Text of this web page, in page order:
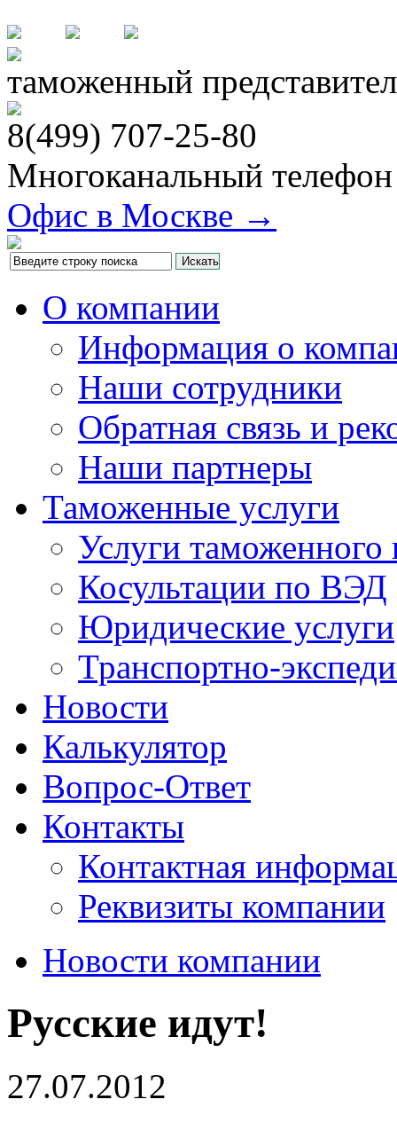
таможенный
8(499) 707-25-80
Многоканальный
Офис в Москве →
О компании
Информация о
Наши сотрудники
Обратная связь и
Наши партнеры
Таможенные услуги
Услуги таможенного
Косультации по ВЭД
Юридические услуги
Транспортно-
Новости
Калькулятор
Вопрос-Ответ
Контакты
Контактная
Реквизиты компании
Новости компании
Русские идут!
27.07.2012